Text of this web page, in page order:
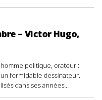
– Victor Hugo,
politique, orateur :
formidable dessinateur.
dans ses années...